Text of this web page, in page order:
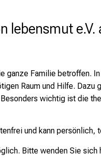
lebensmut
ganze Familie betroffen.
Raum und Hilfe.
wichtig ist die
und kann
Bitte wenden Sie